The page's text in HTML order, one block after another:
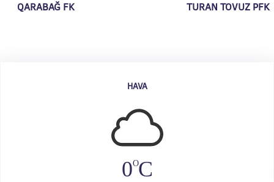
QARABAĞ FK TURAN TOVUZ PFK
HAVA
0O
C